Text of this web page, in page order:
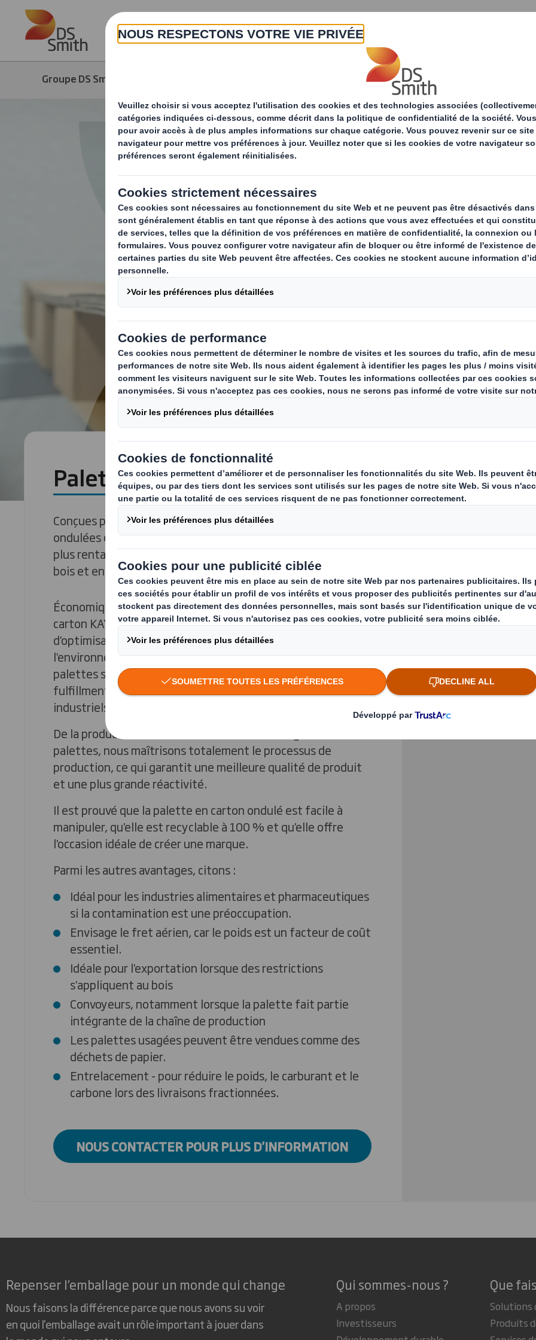
Skip to main content
A propos Produits & Services
Groupe DS Smith Solutions d'emballage
Une alternative
et plus légère
Palettes ondulées
Conçues pour une gamme d'applications, nos palettes
ondulées constituent une alternative plus propre, plus verte,
plus rentable et plus légère aux palettes traditionnelles en
bois et en plastique.
Économique, écologique et ergonomique, notre palette
carton KAYPAL® répond à vos besoins en termes
d'optimisation du cycle d'approvisionnement et de respect de
l'environnement. Nous avons développé une large gamme de
palettes spécialement adaptées à l'exportation, au
fulfillment, aux bases de points de vente et aux usages
industriels.
De la production de carton ondulé à l'assemblage des
palettes, nous maîtrisons totalement le processus de
production, ce qui garantit une meilleure qualité de produit
et une plus grande réactivité.
Il est prouvé que la palette en carton ondulé est facile à
manipuler, qu'elle est recyclable à 100 % et qu'elle offre
l'occasion idéale de créer une marque.
Parmi les autres avantages, citons :
Idéal pour les industries alimentaires et pharmaceutiques
si la contamination est une préoccupation.
Envisage le fret aérien, car le poids est un facteur de coût
essentiel.
Idéale pour l'exportation lorsque des restrictions
s'appliquent au bois
Convoyeurs, notamment lorsque la palette fait partie
intégrante de la chaîne de production
Les palettes usagées peuvent être vendues comme des
déchets de papier.
Entrelacement - pour réduire le poids, le carburant et le
carbone lors des livraisons fractionnées.
NOUS CONTACTER POUR PLUS D'INFORMATION
Carousel. Use
Previous slide
Repenser l’emballage pour un monde qui change
Nous faisons la différence parce que nous avons su voir
en quoi l'emballage avait un rôle important à jouer dans
Qui sommes-nous ?
A propos
Investisseurs
Que
Solutions
Produits